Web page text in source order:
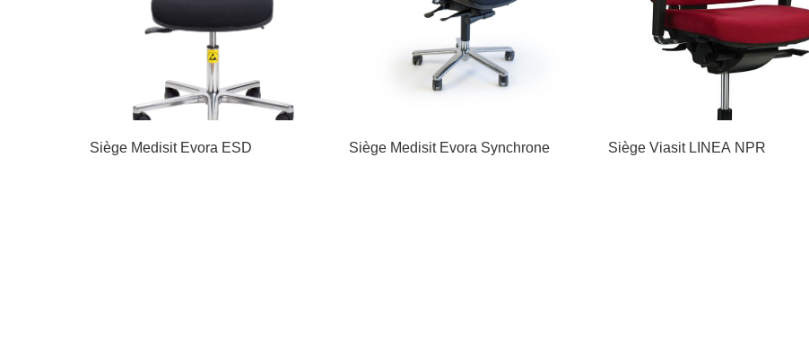
Siège Medisit Evora ESD Siège Medisit Evora Synchrone Siège Viasit LINEA NPR